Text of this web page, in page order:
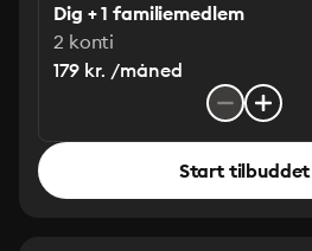
Dig + 1 familiemedlem
2 konti
179 kr. /måned
Start tilbuddet